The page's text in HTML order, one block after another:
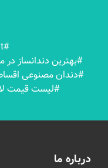
#dandanmahallat
#بهترين دندانساز در
#دندان مصنوعی
#لیست قیمت
درباره ما